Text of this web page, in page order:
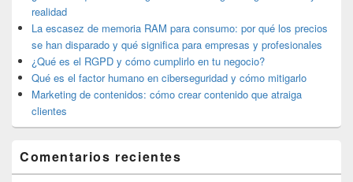
barra
lateral
primaria
realidad
La escasez de memoria RAM para consumo: por qué los precios
se han disparado y qué significa para empresas y profesionales
¿Qué es el RGPD y cómo cumplirlo en tu negocio?
Qué es el factor humano en ciberseguridad y cómo mitigarlo
Marketing de contenidos: cómo crear contenido que atraiga
clientes
Comentarios recientes